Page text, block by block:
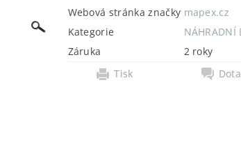
Webová stránka značky mapex.cz
Kategorie
NÁHRADNÍ
Záruka
2 roky
Tisk